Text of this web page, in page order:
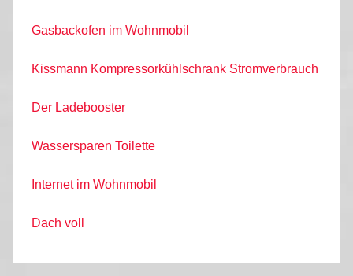
Gasbackofen im Wohnmobil
Kissmann Kompressorkühlschrank Stromverbrauch
Der Ladebooster
Wassersparen Toilette
Internet im Wohnmobil
Dach voll